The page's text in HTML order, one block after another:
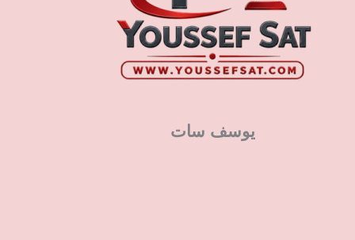
يوسف سات